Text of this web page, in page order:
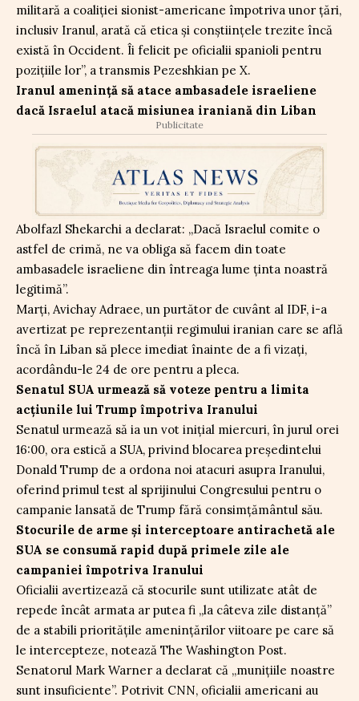
militară a coaliției sionist-americane împotriva unor țări,
inclusiv Iranul, arată că etica și conștiințele trezite încă
există în Occident. Îi felicit pe oficialii spanioli pentru
pozițiile lor”, a transmis Pezeshkian pe X.
Iranul amenință să atace ambasadele israeliene
dacă Israelul atacă misiunea iraniană din Liban
Publicitate
Abolfazl Shekarchi a declarat: „Dacă Israelul comite o
astfel de crimă, ne va obliga să facem din toate
ambasadele israeliene din întreaga lume ținta noastră
legitimă”.
Marți, Avichay Adraee, un purtător de cuvânt al IDF, i-a
avertizat pe reprezentanții regimului iranian care se află
încă în Liban să plece imediat înainte de a fi vizați,
acordându-le 24 de ore pentru a pleca.
Senatul SUA urmează să voteze pentru a limita
acțiunile lui Trump împotriva Iranului
Senatul urmează să ia un vot inițial miercuri, în jurul orei
16:00, ora estică a SUA, privind blocarea președintelui
Donald Trump de a ordona noi atacuri asupra Iranului,
oferind primul test al sprijinului Congresului pentru o
campanie lansată de Trump fără consimțământul său.
Stocurile de arme și interceptoare antirachetă ale
SUA se consumă rapid după primele zile ale
campaniei împotriva Iranului
Oficialii avertizează că stocurile sunt utilizate atât de
repede încât armata ar putea fi „la câteva zile distanță”
de a stabili prioritățile amenințărilor viitoare pe care să
le intercepteze, notează The Washington Post.
Senatorul Mark Warner a declarat că „munițiile noastre
sunt insuficiente”. Potrivit CNN, oficialii americani au